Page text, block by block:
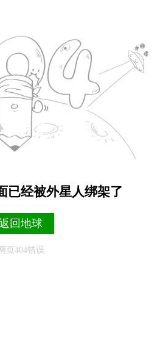
已经被外星人绑架了
回地球
网页404错误